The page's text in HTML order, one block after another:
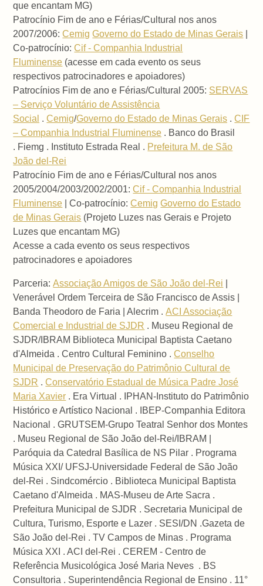
que encantam MG)
Patrocínio Fim de ano e Férias/Cultural nos anos
2007/2006:Cemig Governo do Estado de Minas Gerais
Co-patrocínio:Cif - Companhia Industrial
Fluminense (acesse em cada evento os seus
respectivos patrocinadores e apoiadores)
Patrocínios Fim de ano e Férias/Cultural 2005: SERVAS
– Serviço Voluntário de Assistência
Social .Cemig/Governo do Estado de Minas Gerais .CIF
– Companhia Industrial Fluminense . Banco do Brasil
. Fiemg . Instituto Estrada Real . Prefeitura M. de São
João del-Rei
Patrocínio Fim de ano e Férias/Cultural nos anos
2005/2004/2003/2002/2001:Cif - Companhia Industrial
Fluminense | Co-patrocínio:Cemig Governo do Estado
de Minas Gerais (Projeto Luzes nas Gerais e Projeto
Luzes que encantam MG)
Acesse a cada evento os seus respectivos
patrocinadores e apoiadores
Parceria:Associação Amigos de São João del-Rei
Venerável Ordem Terceira de São Francisco de Assis |
Banda Theodoro de Faria | Alecrim .ACI Associação
Comercial e Industrial de SJDR . Museu Regional de
SJDR/IBRAM Biblioteca Municipal Baptista Caetano
d'Almeida . Centro Cultural Feminino .Conselho
Municipal de Preservação do Patrimônio Cultural de
SJDR .Conservatório Estadual de Música Padre José
Maria Xavier . Era Virtual . IPHAN-Instituto do Patrimônio
Histórico e Artístico Nacional . IBEP-Companhia Editora
Nacional . GRUTSEM-Grupo Teatral Senhor dos Montes
. Museu Regional de São João del-Rei/IBRAM |
Paróquia da Catedral Basílica de NS Pilar . Programa
Música XXI/ UFSJ-Universidade Federal de São João
del-Rei . Sindcomércio . Biblioteca Municipal Baptista
Caetano d'Almeida . MAS-Museu de Arte Sacra .
Prefeitura Municipal de SJDR . Secretaria Municipal de
Cultura, Turismo, Esporte e Lazer . SESI/DN .Gazeta de
São João del-Rei . TV Campos de Minas . Programa
Música XXI . ACI del-Rei . CEREM - Centro de
Referência Musicológica José Maria Neves . BS
Consultoria . Superintendência Regional de Ensino . 11°